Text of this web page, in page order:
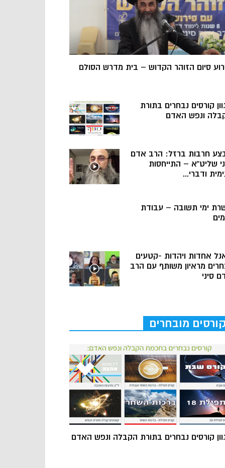
סיום הזוהר הקדוש – בית מדרש הסולם
קורסים נבחרים בתורת
ונפש האדם
חרבות ברזל: הרב אדם
שליט”א – התייחסות
ודברי...
ימי תשובה – עבודת
אחדות ויהדות -קטעים
מראיון משותף עם הרב
סיני
קורסים מובחרים
קורסים נבחרים בתורת הקבלה ונפש האדם